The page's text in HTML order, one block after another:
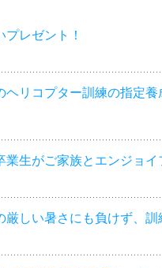
レゼント！
リコプター訓練の指定
業生がご家族とエンジョ
厳しい暑さにも負けず、